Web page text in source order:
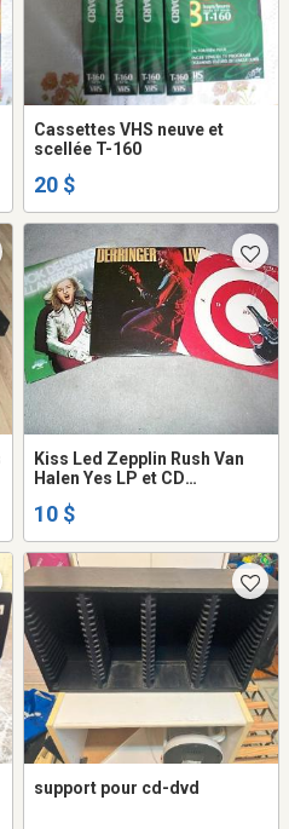
Cassettes VHS neuve et
scellée T-160
20 $
Kiss Led Zepplin Rush Van
Halen Yes LP et CD
neuf
10 $
support pour cd-dvd